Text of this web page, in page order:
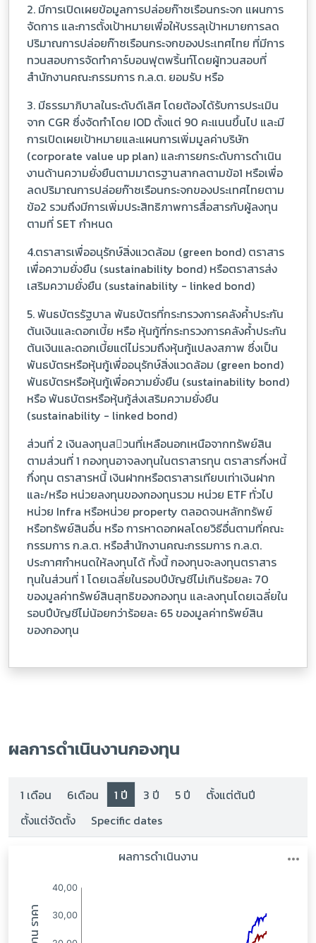
2. มีการเปิดเผยข้อมูลการปล่อยก๊าซเรือนกระจก แผนการ
จัดการ และการตั้งเป้าหมายเพื่อให้บรรลุเป้าหมายการลด
ปริมาณการปล่อยก๊าซเรือนกระจกของประเทศไทย ที่มีการ
ทวนสอบการจัดทำคาร์บอนฟุตพริ้นท์โดยผู้ทวนสอบที่
สำนักงานคณะกรรมการ ก.ล.ต. ยอมรับ หรือ
3. มีธรรมาภิบาลในระดับดีเลิศ โดยต้องได้รับการประเมิน
จาก CGR ซึ่งจัดทำโดย IOD ตั้งแต่ 90 คะแนนขึ้นไป และมี
การเปิดเผยเป้าหมายและแผนการเพิ่มมูลค่าบริษัท
(corporate value up plan) และการยกระดับการดำเนิน
งานด้านความยั่งยืนตามมาตรฐานสากลตามข้อ1 หรือเพื่อ
ลดปริมาณการปล่อยก๊าซเรือนกระจกของประเทศไทยตาม
ข้อ2 รวมถึงมีการเพิ่มประสิทธิภาพการสื่อสารกับผู้ลงทุน
ตามที่ SET กำหนด
4.ตราสารเพื่ออนุรักษ์สิ่งแวดล้อม (green bond) ตราสาร
เพื่อความยั่งยืน (sustainability bond) หรือตราสารส่ง
เสริมความยั่งยืน (sustainability - linked bond)
5. พันธบัตรรัฐบาล พันธบัตรที่กระทรวงการคลังค้ำประกัน
ต้นเงินและดอกเบี้ย หรือ หุ้นกู้ที่กระทรวงการคลังค้ำประกัน
ต้นเงินและดอกเบี้ยแต่ไม่รวมถึงหุ้นกู้แปลงสภาพ ซึ่งเป็น
พันธบัตรหรือหุ้นกู้เพื่ออนุรักษ์สิ่งแวดล้อม (green bond)
พันธบัตรหรือหุ้นกู้เพื่อความยั่งยืน (sustainability bond)
หรือ พันธบัตรหรือหุ้นกู้ส่งเสริมความยั่งยืน
(sustainability - linked bond)
ส่วนที่ 2 เงินลงทุนสวนที่เหลือนอกเหนือจากทรัพย์สิน
ตามส่วนที่ 1 กองทุนอาจลงทุนในตราสารทุน ตราสารกึ่งหนี้
กึ่งทุน ตราสารหนี้ เงินฝากหรือตราสารเทียบเท่าเงินฝาก
และ/หรือ หน่วยลงทุนของกองทุนรวม หน่วย ETF ทั่วไป
หน่วย Infra หรือหน่วย property ตลอดจนหลักทรัพย์
หรือทรัพย์สินอื่น หรือ การหาดอกผลโดยวิธีอื่นตามที่คณะ
กรรมการ ก.ล.ต. หรือสำนักงานคณะกรรมการ ก.ล.ต.
ประกาศกำหนดให้ลงทุนได้ ทั้งนี้ กองทุนจะลงทุนตราสาร
ทุนในส่วนที่ 1 โดยเฉลี่ยในรอบปีบัญชีไม่เกินร้อยละ 70
ของมูลค่าทรัพย์สินสุทธิของกองทุน และลงทุนโดยเฉลี่ยใน
รอบปีบัญชีไม่น้อยกว่าร้อยละ 65 ของมูลค่าทรัพย์สิน
ของกองทุน
ผลการดำเนินงานกองทุน
1 เดือน 6เดือน 1 ปี 3 ปี 5 ปี
ตั้งแต่ต้นปี
ตั้งแต่จัดตั้ง
Specific dates